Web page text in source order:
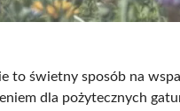
to świetny sposób na
dla pożytecznych